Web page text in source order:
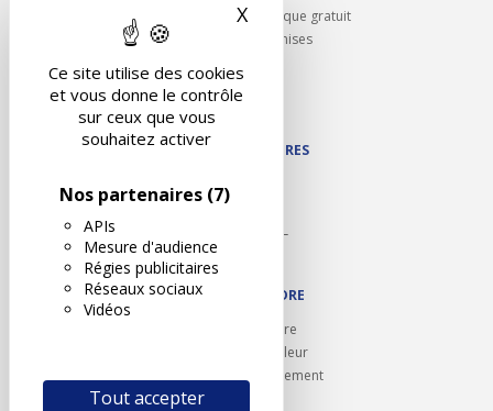
Ce site utilise des cookies
et vous donne le contrôle
sur ceux que vous
souhaitez activer
Nos partenaires (7)
APIs
Mesure d'audience
Régies publicitaires
Réseaux sociaux
Vidéos
Tout accepter
X Masquer le bandeau des
Rappel contrôle technique gratuit
Partenariats/Remises
Contact
NOS PARTENAIRES
Autodidact
Karoil
Autovision PL
Motovision
NOUS REJOINDRE
Ouvrir un centre
Devenez contrôleur
Carrières et recrutement